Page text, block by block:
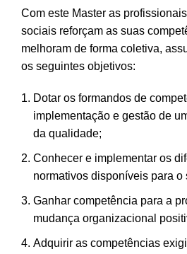
Com este Master as
sociais reforçam as suas
melhoram de forma coletiva,
os seguintes objetivos:
Dotar os formandos de
implementação e gestão de
da qualidade;
Conhecer e implementar os
normativos disponíveis para o
Ganhar competência para a
mudança organizacional
Adquirir as competências